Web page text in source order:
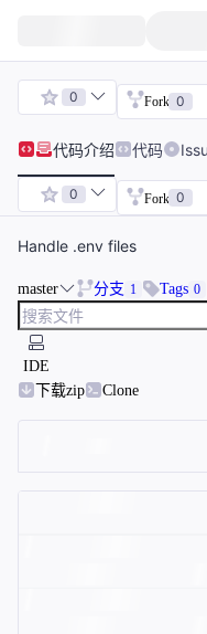
0 Fork 0
代码介绍 代码
0 Fork 0
Handle .env files
master 分支 1 Tags 0
IDE
下载zip
Clone